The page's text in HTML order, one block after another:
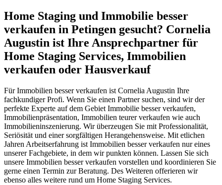
Home Staging und Immobilie besser
verkaufen in Petingen gesucht? Cornelia
Augustin ist Ihre Ansprechpartner für
Home Staging Services, Immobilien
verkaufen oder Hausverkauf
Für Immobilien besser verkaufen ist Cornelia Augustin Ihre
fachkundiger Profi. Wenn Sie einen Partner suchen, sind wir der
perfekte Experte auf dem Gebiet Immobilie besser verkaufen,
Immobilienpräsentation, Immobilien teurer verkaufen wie auch
Immobilieninszenierung. Wir überzeugen Sie mit Professionalität,
Seriösität und einer sorgfältigen Herangehensweise. Mit etlichen
Jahren Arbeitserfahrung ist Immobilien besser verkaufen nur eines
unserer Fachgebiete, in dem wir punkten können. Lassen Sie sich
unsere Immobilien besser verkaufen vorstellen und koordinieren Sie
gerne einen Termin zur Beratung. Des Weiteren offerieren wir
ebenso alles weitere rund um Home Staging Services.